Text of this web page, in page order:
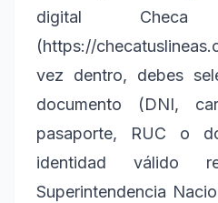
digital
(https://
vez dentro, debes
documento (DNI,
pasaporte, RUC o
identidad válido
Superintendencia